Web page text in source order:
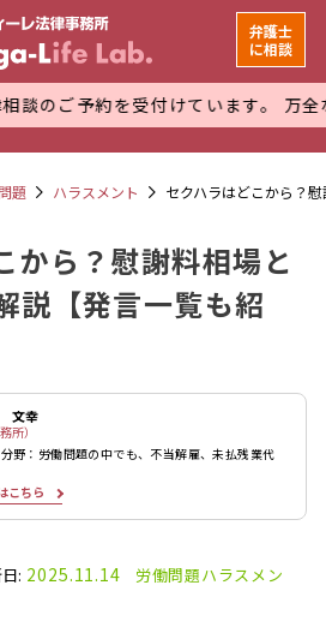
を受付けています。 万全な管理体制
弁護士
に相談
題 ハラスメント セクハラはどこから？
から？慰謝料相場と
説【発言一覧も紹
文幸
所）
野：労働問題の中でも、不当解雇、未払残業代
こちら
: 2025.11.14 労働問題ハラスメン